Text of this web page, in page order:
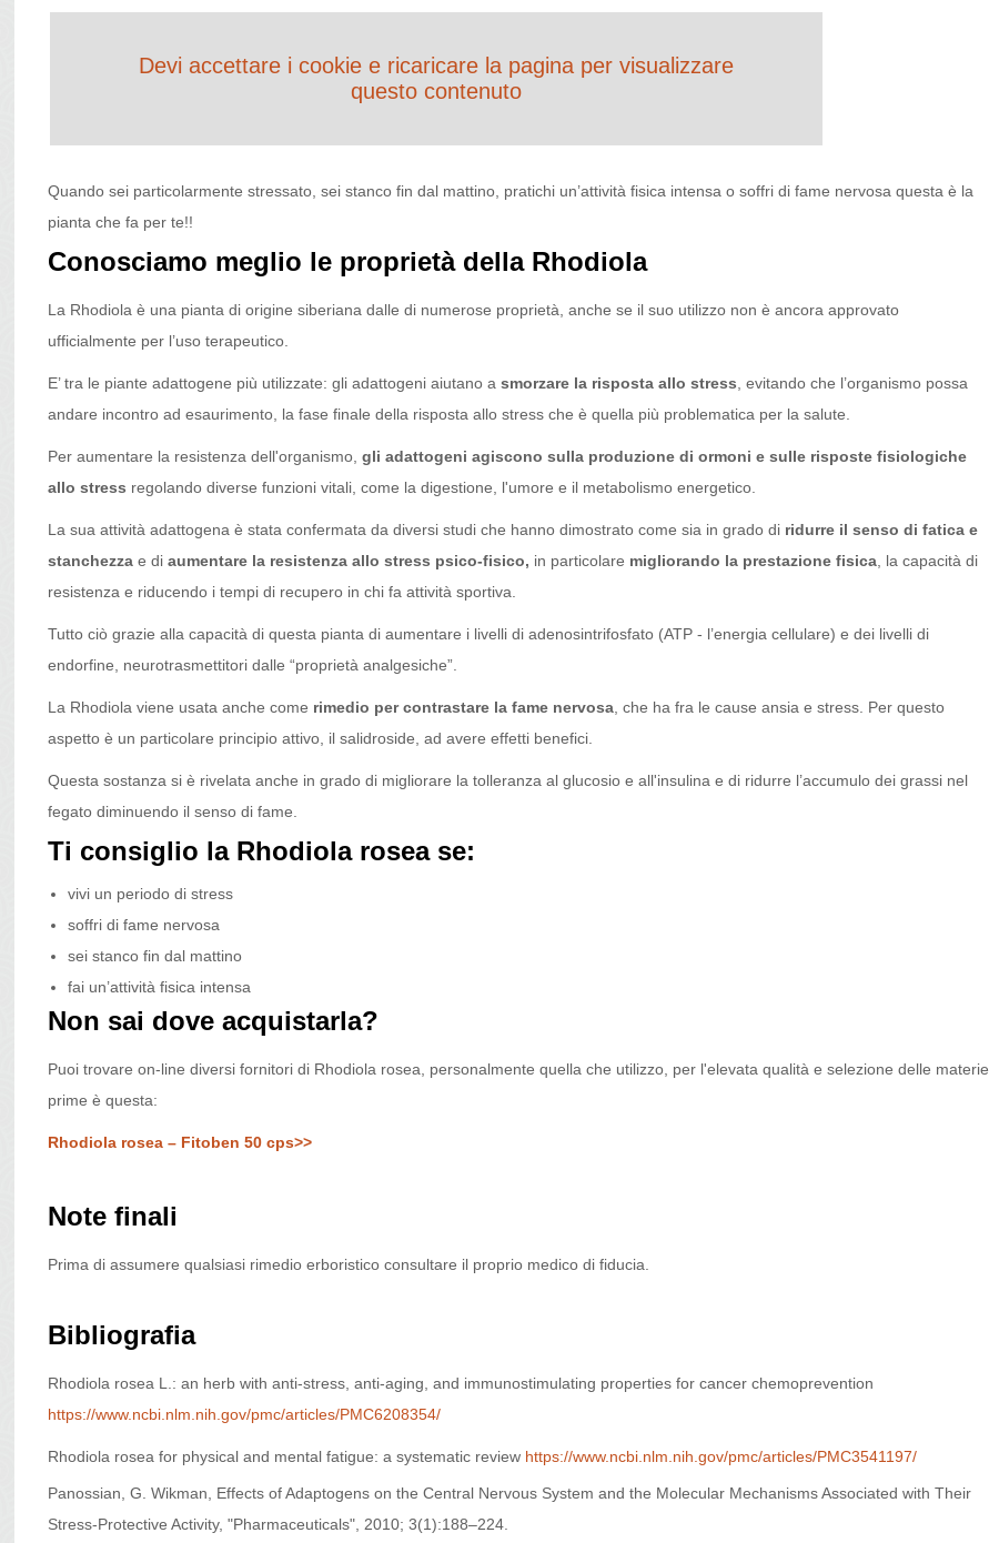
Devi accettare i cookie e ricaricare la pagina per visualizzare
questo contenuto
Quando sei particolarmente stressato, sei stanco fin dal mattino, pratichi un’attività fisica intensa o soffri di fame nervosa questa è la
pianta che fa per te!!
Conosciamo meglio le proprietà della Rhodiola
La Rhodiola è una pianta di origine siberiana dalle di numerose proprietà, anche se il suo utilizzo non è ancora approvato
ufficialmente per l’uso terapeutico.
E’ tra le piante adattogene più utilizzate: gli adattogeni aiutano asmorzare la risposta allo stress , evitando che l’organismo possa
andare incontro ad esaurimento, la fase finale della risposta allo stress che è quella più problematica per la salute.
Per aumentare la resistenza dell'organismo,gli adattogeni agiscono sulla produzione di ormoni e sulle risposte fisiologiche
allo stress regolando diverse funzioni vitali, come la digestione, l'umore e il metabolismo energetico.
La sua attività adattogena è stata confermata da diversi studi che hanno dimostrato come sia in grado di ridurre il senso di fatica e
stanchezza e diaumentare la resistenza allo stress psico-fisico, in particolare migliorando la prestazione fisica , la capacità di
resistenza e riducendo i tempi di recupero in chi fa attività sportiva.
Tutto ciò grazie alla capacità di questa pianta di aumentare i livelli di adenosintrifosfato (ATP - l’energia cellulare) e dei livelli di
endorfine, neurotrasmettitori dalle “proprietà analgesiche”.
La Rhodiola viene usata anche come rimedio per contrastare la fame nervosa , che ha fra le cause ansia e stress. Per questo
aspetto è un particolare principio attivo, il salidroside, ad avere effetti benefici.
Questa sostanza si è rivelata anche in grado di migliorare la tolleranza al glucosio e all'insulina e di ridurre l’accumulo dei grassi nel
fegato diminuendo il senso di fame.
Ti consiglio la Rhodiola rosea se:
vivi un periodo di stress
soffri di fame nervosa
sei stanco fin dal mattino
fai un’attività fisica intensa
Non sai dove acquistarla?
Puoi trovare on-line diversi fornitori di Rhodiola rosea, personalmente quella che utilizzo, per l'elevata qualità e selezione delle materie
prime è questa:
Rhodiola rosea – Fitoben 50 cps>>
Note finali
Prima di assumere qualsiasi rimedio erboristico consultare il proprio medico di fiducia.
Bibliografia
Rhodiola rosea L.: an herb with anti-stress, anti-aging, and immunostimulating properties for cancer chemoprevention
https://www.ncbi.nlm.nih.gov/pmc/articles/PMC6208354/
Rhodiola rosea for physical and mental fatigue: a systematic review https://www.ncbi.nlm.nih.gov/pmc/articles/PMC3541197/
Panossian, G. Wikman, Effects of Adaptogens on the Central Nervous System and the Molecular Mechanisms Associated with Their
Stress-Protective Activity, "Pharmaceuticals", 2010; 3(1):188–224.